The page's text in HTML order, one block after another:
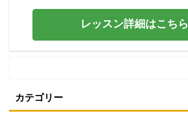
レッスン詳細はこちら
カテゴリー